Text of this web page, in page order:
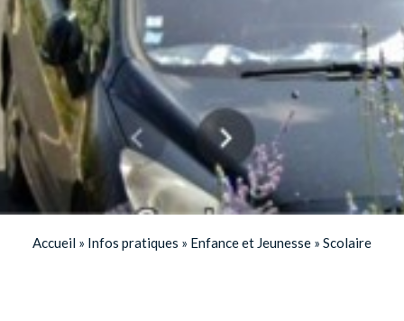
Accueil» Infos pratiques » Enfance et Jeunesse» Scolaire